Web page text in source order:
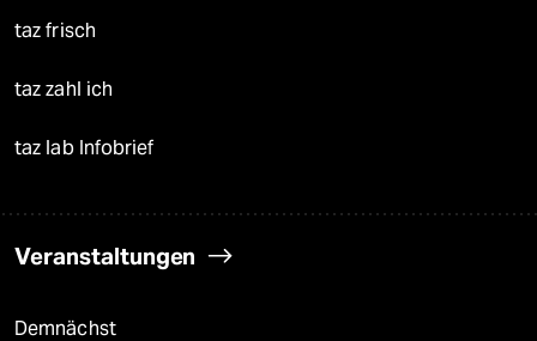
taz frisch
taz zahl ich
taz lab Infobrief
Veranstaltungen
Demnächst